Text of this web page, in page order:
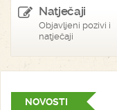
Natječaji
Objavljeni pozivi i
natječaji
NOVOSTI